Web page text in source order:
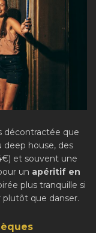
décontractée que
deep house, des
et souvent une
un apéritif en
plus tranquille si
que danser.